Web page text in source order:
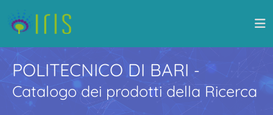
POLITECNICO DI BARI -
Catalogo dei prodotti della Ricerca